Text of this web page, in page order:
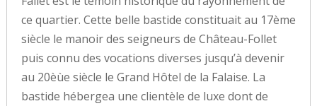
ce quartier. Cette belle bastide constituait au 17ème
siècle le manoir des seigneurs de Château-Follet
puis connu des vocations diverses jusqu’à devenir
au 20èùe siècle le Grand Hôtel de la Falaise. La
bastide hébergea une clientèle de luxe dont de